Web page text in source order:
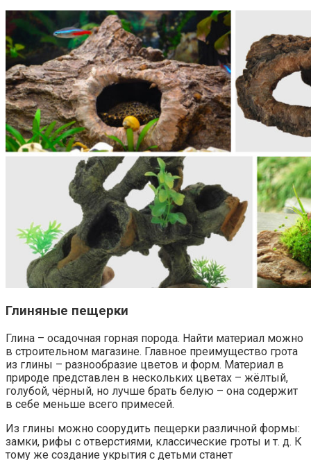
Глиняные пещерки
Глина – осадочная горная порода. Найти материал можно
в строительном магазине. Главное преимущество грота
из глины – разнообразие цветов и форм. Материал в
природе представлен в нескольких цветах – жёлтый,
голубой, чёрный, но лучше брать белую – она содержит
в себе меньше всего примесей.
Из глины можно соорудить пещерки различной формы:
замки, рифы с отверстиями, классические гроты и т. д. К
тому же создание укрытия с детьми станет